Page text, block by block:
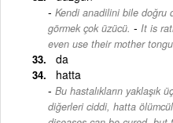
Kendi anadilini bile doğru
görmek çok üzücü. - It is
even use their mother
da
hatta
Bu hastalıkların yaklaşık
diğerleri ciddi, hatta